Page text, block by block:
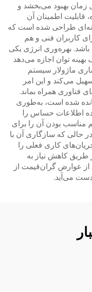
زمان بهبود می‌بخشد و
قابلیت اطمینان آن
طراحی شده است که
کاربران فنی و هم
بهره‌وری انرژی یکی
توان اجازه می‌دهد
ماژولار سیستم
می‌کند و این امر
فناوری همراه بماند.
شده است، به‌طوری
اطلاعات حساس را
بودن آن را برای
حالی که سازگاری آن با
کاری فعلی را
کاهش نیاز به
از عوارض گران‌قیمت از
می‌آید.